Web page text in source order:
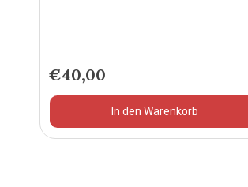
€40,00
In den Warenkorb